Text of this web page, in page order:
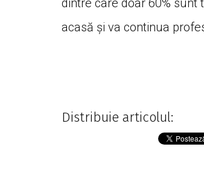
dintre care doar 60% sunt
acasă și va continua
Distribuie articolul: